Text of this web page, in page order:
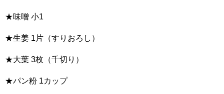
★味噌 小1
★生姜 1片（すりおろし）
★大葉 3枚（千切り）
★パン粉 1カップ